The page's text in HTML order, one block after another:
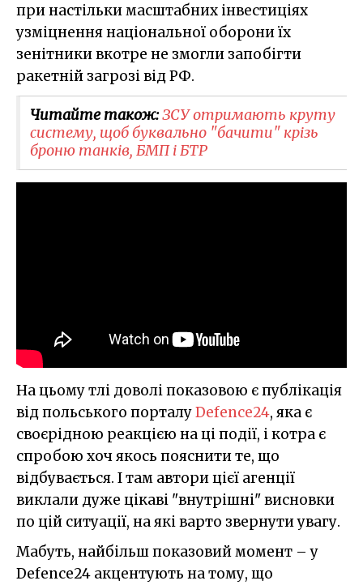
при настільки масштабних інвестиціях
узміцнення національної оборони їх
зенітники вкотре не змогли запобігти
ракетній загрозі від РФ.
Читайте також:ЗСУ отримають круту
систему, щоб буквально "бачити" крізь
броню танків, БМП і БТР
На цьому тлі доволі показовою є публікація
від польського порталуDefence24, яка є
своєрідною реакцією на ці події, і котра є
спробою хоч якось пояснити те, що
відбувається. І там автори цієї агенції
виклали дуже цікаві "внутрішні" висновки
по цій ситуації, на які варто звернути увагу.
Мабуть, найбільш показовий момент – у
Defence24 акцентують на тому, що